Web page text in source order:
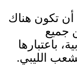
تكون هناك
جميع
باعتبارها
الليبي.